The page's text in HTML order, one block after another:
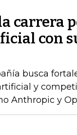
carrera
con
busca
y
Anthropic y